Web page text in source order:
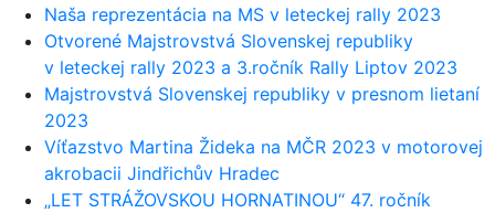
Naša reprezentácia na MS v leteckej rally 2023
Otvorené Majstrovstvá Slovenskej republiky
v leteckej rally 2023 a 3.ročník Rally Liptov 2023
Majstrovstvá Slovenskej republiky v presnom lietaní
2023
Víťazstvo Martina Žideka na MČR 2023 v motorovej
akrobacii Jindřichův Hradec
„LET STRÁŽOVSKOU HORNATINOU“ 47. ročník